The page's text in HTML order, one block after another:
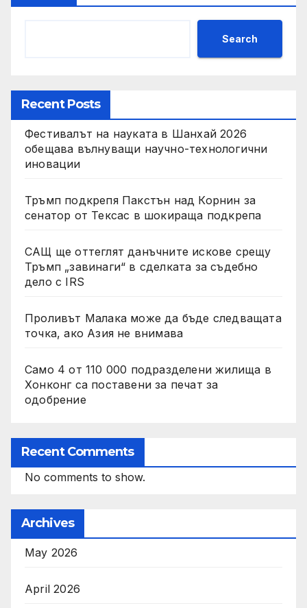
Search
Recent Posts
Фестивалът на науката в Шанхай 2026
обещава вълнуващи научно-технологични
иновации
Тръмп подкрепя Пакстън над Корнин за
сенатор от Тексас в шокираща подкрепа
САЩ ще оттеглят данъчните искове срещу
Тръмп „завинаги“ в сделката за съдебно
дело с IRS
Проливът Малака може да бъде следващата
точка, ако Азия не внимава
Само 4 от 110 000 подразделени жилища в
Хонконг са поставени за печат за
одобрение
Recent Comments
No comments to show.
Archives
May 2026
April 2026